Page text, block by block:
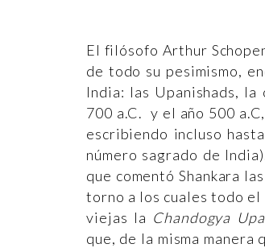
El filósofo Arthur
de todo su pesimismo,
India: las Upanishads,
700 a.C. y el año 500
escribiendo incluso
número sagrado de
que comentó Shankara
torno a los cuales todo el
viejas la Chandogya
que, de la misma